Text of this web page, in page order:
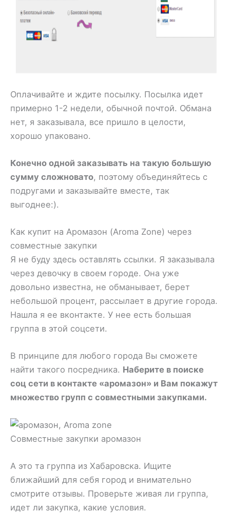
Оплачивайте и ждите посылку. Посылка идет
примерно 1-2 недели, обычной почтой. Обмана
нет, я заказывала, все пришло в целости,
хорошо упаковано.
Конечно одной заказывать на такую большую
сумму сложновато, поэтому объединяйтесь с
подругами и заказывайте вместе, так
выгоднее:).
Как купит на Аромазон (Aroma Zone) через
совместные закупки
Я не буду здесь оставлять ссылки. Я заказывала
через девочку в своем городе. Она уже
довольно известна, не обманывает, берет
небольшой процент, рассылает в другие города.
Нашла я ее вконтакте. У нее есть большая
группа в этой соцсети.
В принципе для любого города Вы сможете
найти такого посредника. Наберите в поиске
соц сети в контакте «аромазон» и Вам покажут
множество групп с совместными закупками.
Совместные закупки аромазон
А это та группа из Хабаровска. Ищите
ближайший для себя город и внимательно
смотрите отзывы. Проверьте живая ли группа,
идет ли закупка, какие условия.